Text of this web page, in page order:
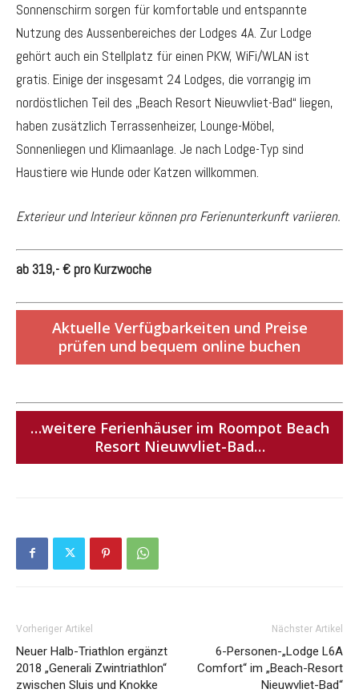
Sonnenschirm sorgen für komfortable und entspannte
Nutzung des Aussenbereiches der Lodges 4A. Zur Lodge
gehört auch ein Stellplatz für einen PKW, WiFi/WLAN ist
gratis. Einige der insgesamt 24 Lodges, die vorrangig im
nordöstlichen Teil des „Beach Resort Nieuwvliet-Bad“ liegen,
haben zusätzlich Terrassenheizer, Lounge-Möbel,
Sonnenliegen und Klimaanlage. Je nach Lodge-Typ sind
Haustiere wie Hunde oder Katzen willkommen.
Exterieur und Interieur können pro Ferienunterkunft variieren.
ab 319,- € pro Kurzwoche
Aktuelle Verfügbarkeiten und Preise
prüfen und bequem online buchen
…weitere Ferienhäuser im Roompot Beach
Resort Nieuwvliet-Bad…
Vorheriger Artikel
Neuer Halb-Triathlon ergänzt
2018 „Generali Zwintriathlon“
zwischen Sluis und Knokke
Nächster Artikel
6-Personen-„Lodge L6A
Comfort“ im „Beach-Resort
Nieuwvliet-Bad“